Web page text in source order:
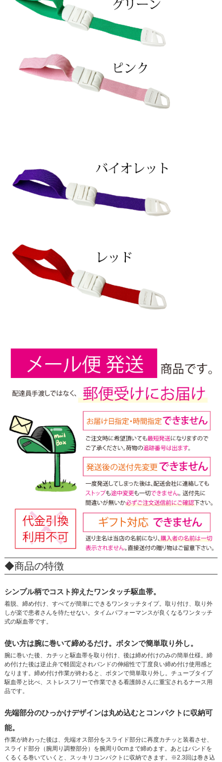
◆商品の特徴
シンプル柄でコスト抑えたワンタッチ駆血帯。
着脱、締め付け、すべてが簡単にできるワンタッチタイプ。取り付け、取り外
しが楽で患者さんを待たせない。タイムパフォーマンスが良くなるワンタッチ
式の駆血帯です。
使い方は腕に巻いて締めるだけ。ボタンで簡単取り外し。
腕に巻いた後、カチッと駆血帯を取り付け、後は締め付けのみの簡単仕様。締
め付けた後は逆止弁で軽固定されバンドの伸縮性で丁度良い締め付け使用感と
なります。締め付け作業が終わると、ボタンで簡単取り外し。チューブタイプ
駆血帯と比べ、ストレスフリーで作業できる看護師さんに重宝されるナース用
品です。
先端部分のひっかけデザインは丸め込むとコンパクトに収納可
能。
作業が終わった後は、先端オス部分をスライド部分に再度カチッと装着させ、
スライド部分（腕周り調整部分）を腕周り0cmまで締めます。あとはバンドを
くるくる巻いていくと、スッキリコンパクトに収納できます。※2.3回は巻き込